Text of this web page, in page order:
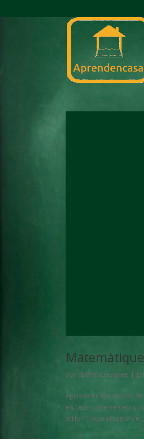
por dpWebDesigner |
Aprendencasa Vídeos
els teus coneixements i
millor Troba el tema de...